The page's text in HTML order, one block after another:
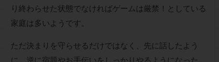
り終わらせた状態でなければゲームは厳禁！としている
家庭は多いようです。
ただ決まりを守らせるだけではなく、先に話したよう